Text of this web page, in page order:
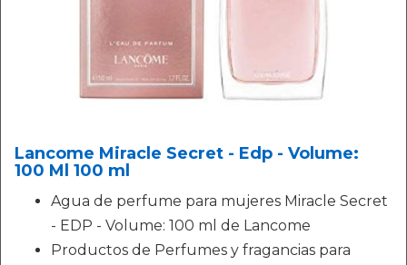
Lancome Miracle Secret - Edp - Volume:
100 Ml 100 ml
Agua de perfume para mujeres Miracle Secret
- EDP - Volume: 100 ml de Lancome
Productos de Perfumes y fragancias para